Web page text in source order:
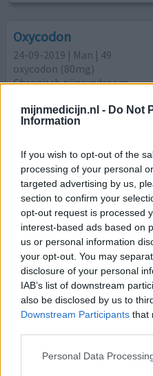
mijnmedicijn.nl - Do Not
Information
If you wish to opt-out of the
processing of your personal
targeted advertising by us,
section to confirm your
opt-out request is processed
interest-based ads based on
us or personal information
your opt-out. You may
disclosure of your personal
IAB’s list of downstream
also be disclosed by us to
Downstream Participants that
Personal Data
Oxycodon
24-09-2019 | Man | 49
oxycodon (80mg)
Chronisch pijnsyndroom
Effectiviteit
Hoeveelheid bijwerkingen
Na een aantal mislukte
blijvend pijn patiënt
traject terecht gekomen en
hevige pijnen af te
Tramadol als pijnstillers
medicatie. Tevens ook
hielp, ondertussen gaan de
omh [lees meer...]
geef mening
Oxycodon